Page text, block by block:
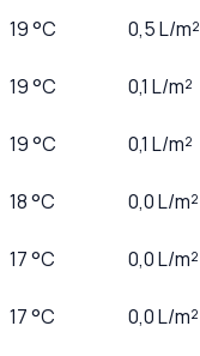
19°C 0,5L/m²
19°C 0,1 L/m²
19°C 0,1 L/m²
18°C 0,0L/m²
17°C 0,0L/m²
17°C 0,0L/m²